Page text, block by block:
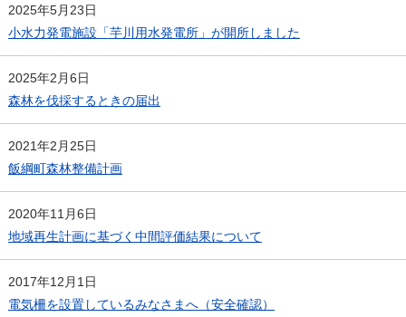
2025年5月23日
小水力発電施設「芋川用水発電所」が開所しました
2025年2月6日
森林を伐採するときの届出
2021年2月25日
飯綱町森林整備計画
2020年11月6日
地域再生計画に基づく中間評価結果について
2017年12月1日
電気柵を設置しているみなさまへ（安全確認）